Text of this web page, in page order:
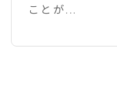
ことが...